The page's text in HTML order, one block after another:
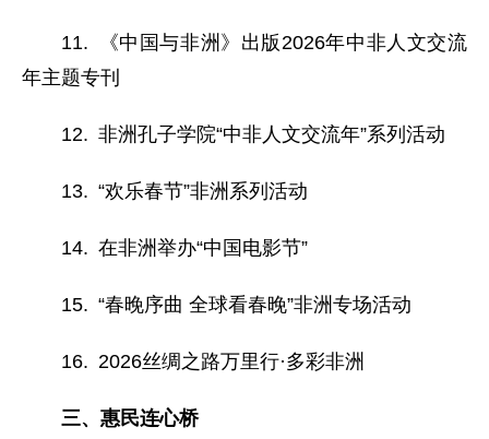
11. 《中国与非洲》出版2026年中非人文交流
年主题专刊
12. 非洲孔子学院“中非人文交流年”系列活动
13. “欢乐春节”非洲系列活动
14. 在非洲举办“中国电影节”
15. “春晚序曲 全球看春晚”非洲专场活动
16. 2026丝绸之路万里行·多彩非洲
三、惠民连心桥